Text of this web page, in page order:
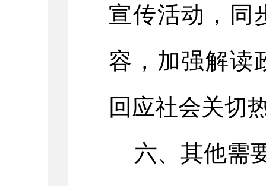
宣传活动，同
容，加强解读
回应社会关切
六、其他需